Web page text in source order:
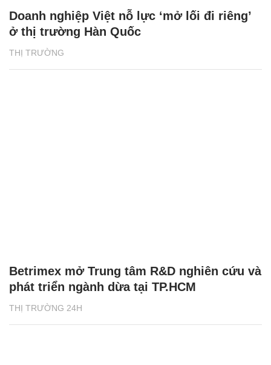
THỊ TRƯỜNG
Doanh nghiệp Việt nỗ lực ‘mở lối đi riêng’
ở thị trường Hàn Quốc
THỊ TRƯỜNG 24H
Betrimex mở Trung tâm R&D nghiên cứu và
phát triển ngành dừa tại TP.HCM